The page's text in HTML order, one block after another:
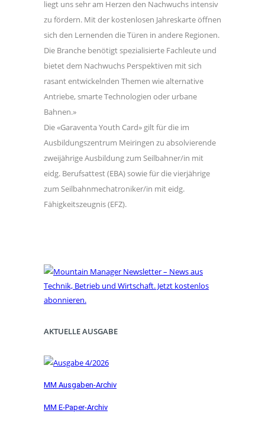
liegt uns sehr am Herzen den Nachwuchs intensiv
zu fördern. Mit der kostenlosen Jahreskarte öffnen
sich den Lernenden die Türen in andere Regionen.
Die Branche benötigt spezialisierte Fachleute und
bietet dem Nachwuchs Perspektiven mit sich
rasant entwickelnden Themen wie alternative
Antriebe, smarte Technologien oder urbane
Bahnen.»
Die «Garaventa Youth Card» gilt für die im
Ausbildungszentrum Meiringen zu absolvierende
zweijährige Ausbildung zum Seilbahner/in mit
eidg. Berufsattest (EBA) sowie für die vierjährige
zum Seilbahnmechatroniker/in mit eidg.
Fähigkeitszeugnis (EFZ).
AKTUELLE AUSGABE
MM Ausgaben-Archiv
MM E-Paper-Archiv